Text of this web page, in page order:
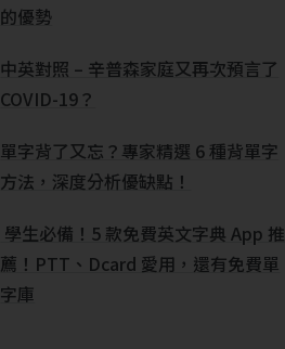
的優勢
中英對照 – 辛普森家庭又再次預言了
COVID-19？
單字背了又忘？專家精選 6 種背單字
方法，深度分析優缺點！
學生必備！5 款免費英文字典 App 推
薦！PTT、Dcard 愛用，還有免費單
字庫